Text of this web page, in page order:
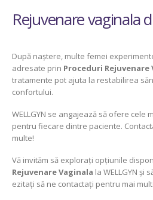
Rejuvenare vaginala
După naștere, multe femei
adresate prin Proceduri Rejuvenare
tratamente pot ajuta la restabilirea
confortului.
WELLGYN se angajează să ofere cele
pentru fiecare dintre paciente.
multe!
Vă invităm să explorați opțiunile
Rejuvenare Vaginala la WELLGYN și
ezitați să ne contactați pentru mai